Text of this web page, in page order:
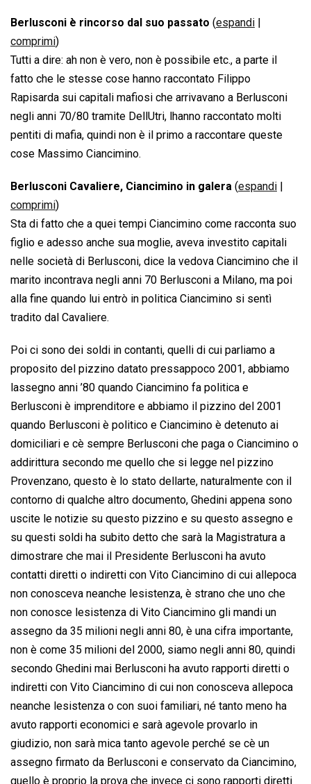
Berlusconi è rincorso dal suo passato (espandi
comprimi)
Tutti a dire: ah non è vero, non è possibile etc., a parte il
fatto che le stesse cose hanno raccontato Filippo
Rapisarda sui capitali mafiosi che arrivavano a Berlusconi
negli anni 70/80 tramite DellUtri, lhanno raccontato molti
pentiti di mafia, quindi non è il primo a raccontare queste
cose Massimo Ciancimino.
Berlusconi Cavaliere, Ciancimino in galera (espandi
comprimi)
Sta di fatto che a quei tempi Ciancimino come racconta suo
figlio e adesso anche sua moglie, aveva investito capitali
nelle società di Berlusconi, dice la vedova Ciancimino che il
marito incontrava negli anni 70 Berlusconi a Milano, ma poi
alla fine quando lui entrò in politica Ciancimino si sentì
tradito dal Cavaliere.
Poi ci sono dei soldi in contanti, quelli di cui parliamo a
proposito del pizzino datato pressappoco 2001, abbiamo
lassegno anni ’80 quando Ciancimino fa politica e
Berlusconi è imprenditore e abbiamo il pizzino del 2001
quando Berlusconi è politico e Ciancimino è detenuto ai
domiciliari e cè sempre Berlusconi che paga o Ciancimino o
addirittura secondo me quello che si legge nel pizzino
Provenzano, questo è lo stato dellarte, naturalmente con il
contorno di qualche altro documento, Ghedini appena sono
uscite le notizie su questo pizzino e su questo assegno e
su questi soldi ha subito detto che sarà la Magistratura a
dimostrare che mai il Presidente Berlusconi ha avuto
contatti diretti o indiretti con Vito Ciancimino di cui allepoca
non conosceva neanche lesistenza, è strano che uno che
non conosce lesistenza di Vito Ciancimino gli mandi un
assegno da 35 milioni negli anni 80, è una cifra importante,
non è come 35 milioni del 2000, siamo negli anni 80, quindi
secondo Ghedini mai Berlusconi ha avuto rapporti diretti o
indiretti con Vito Ciancimino di cui non conosceva allepoca
neanche lesistenza o con suoi familiari, né tanto meno ha
avuto rapporti economici e sarà agevole provarlo in
giudizio, non sarà mica tanto agevole perché se cè un
assegno firmato da Berlusconi e conservato da Ciancimino,
quello è proprio la prova che invece ci sono rapporti diretti